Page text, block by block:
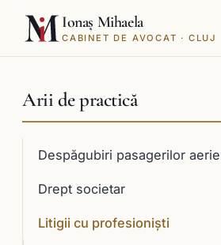
Ionaș Mihaela
CABINET DE AVOCAT · CLUJ
Arii de practică
Despăgubiri pasagerilor
Drept societar
Litigii cu profesioniști